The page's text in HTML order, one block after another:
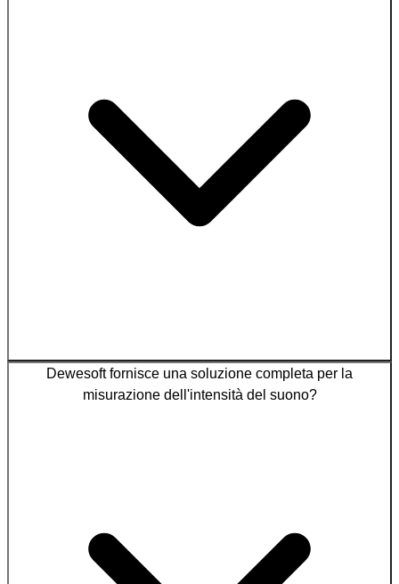
Dewesoft fornisce una soluzione completa per la
misurazione dell'intensità del suono?